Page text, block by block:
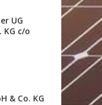
UG
c/o
& Co. KG